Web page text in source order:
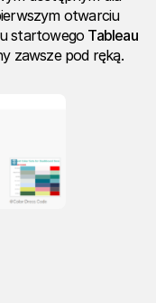
otwarciu
startowego Tableau
zawsze pod ręką.